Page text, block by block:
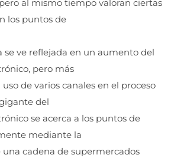
al mismo tiempo valoran ciertas
los puntos de
se ve reflejada en un aumento del
pero más
uso de varios canales en el proceso
del
se acerca a los puntos de
mediante la
cadena de supermercados